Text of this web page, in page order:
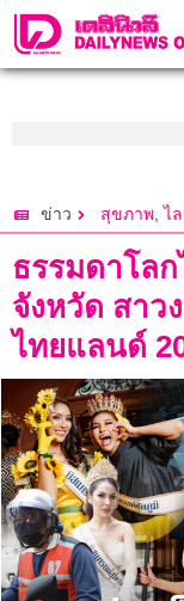
ข่าว สุขภาพ,ไ
ธรรมดาโล
จังหวัด สาว
ไทยแลนด์